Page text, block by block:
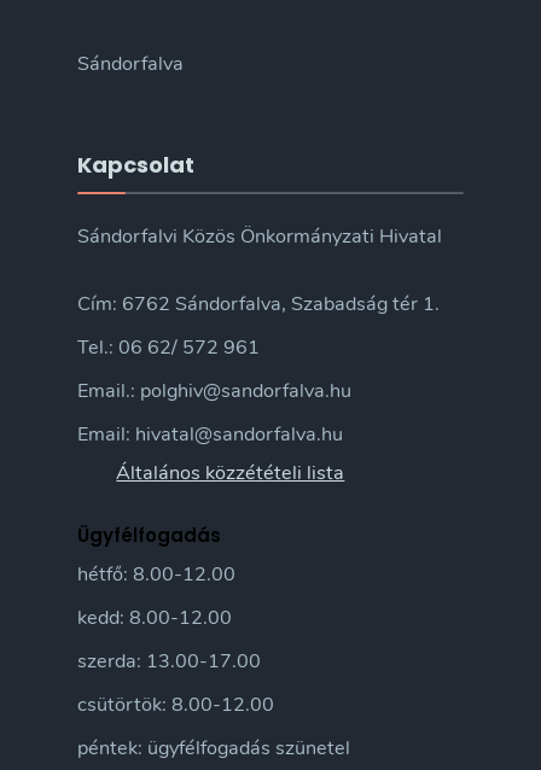
Sándorfalva
Kapcsolat
Sándorfalvi Közös Önkormányzati Hivatal
Cím: 6762 Sándorfalva, Szabadság tér 1.
Tel.: 06 62/ 572 961
Email.: polghiv@sandorfalva.hu
Email: hivatal@sandorfalva.hu
Általános közzétételi lista
Ügyfélfogadás
hétfő: 8.00-12.00
kedd: 8.00-12.00
szerda: 13.00-17.00
csütörtök: 8.00-12.00
péntek: ügyfélfogadás szünetel